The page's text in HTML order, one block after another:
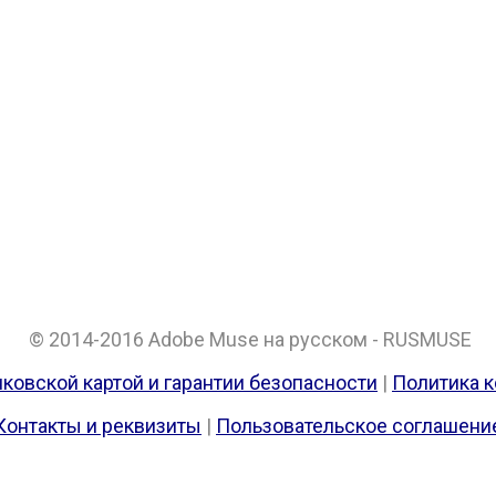
© 2014-2016 Adobe Muse на русском - RUSMUSE
картой и гарантии безопасности | Политика
и реквизиты | Пользовательское